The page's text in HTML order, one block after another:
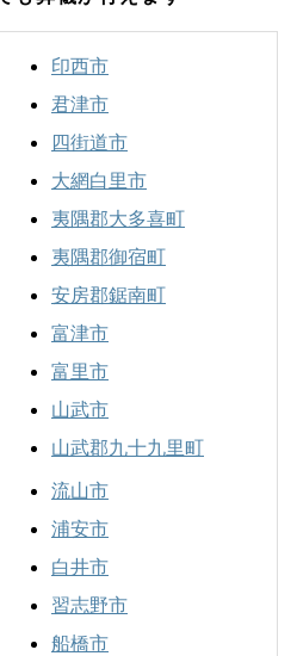
印西市
君津市
四街道市
大網白里市
夷隅郡大多喜町
夷隅郡御宿町
安房郡鋸南町
富津市
富里市
山武市
山武郡九十九里町
流山市
浦安市
白井市
習志野市
船橋市